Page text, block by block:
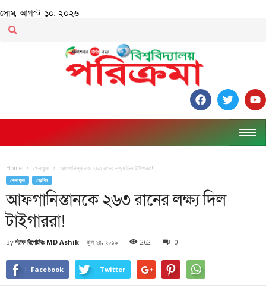
সোম, আগস্ট ১০, ২০২৬
Home খেলাধূলা আফগানিস্তানকে ২৬৩ রানের লক্ষ্য দিল টাইগাররা!
খেলাধূলা ব্রেকিং
আফগানিস্তানকে ২৬৩ রানের লক্ষ্য দিল
টাইগাররা!
By স্টাফ রিপোর্টারঃ MD Ashik - জুন ২৪, ২০১৯ 262 0
Facebook Twitter